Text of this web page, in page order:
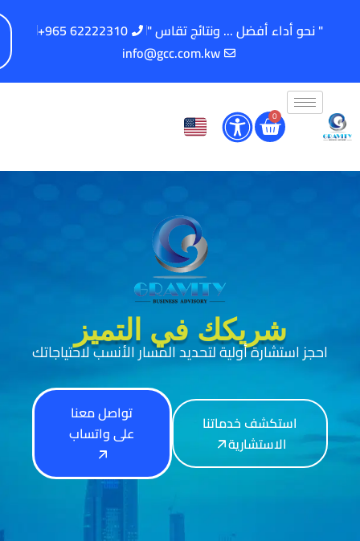
" نحو أداء أفضل ... ونتائج تقاس "
62222310 965+
info@gcc.com.kw
0
شريكك في التميز
احجز استشارة أولية لتحديد المسار الأنسب لاحتياجاتك
استكشف خدماتنا
الاستشارية
تواصل معنا
على واتساب